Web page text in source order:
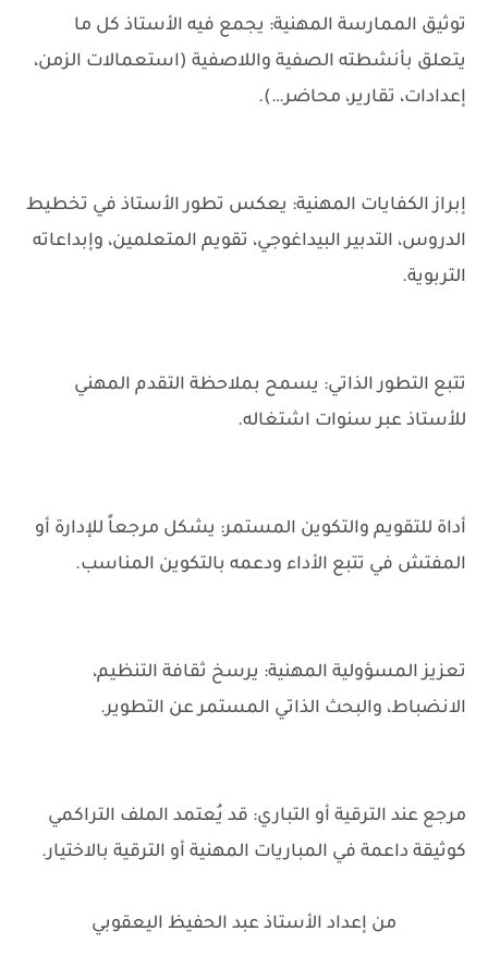
توثيق الممارسة المهنية: يجمع فيه الأستاذ كل ما
يتعلق بأنشطته الصفية واللاصفية (استعمالات الزمن،
إعدادات، تقارير، محاضر…).
إبراز الكفايات المهنية: يعكس تطور الأستاذ في تخطيط
الدروس، التدبير البيداغوجي، تقويم المتعلمين، وإبداعاته
التربوية.
تتبع التطور الذاتي: يسمح بملاحظة التقدم المهني
للأستاذ عبر سنوات اشتغاله.
أداة للتقويم والتكوين المستمر: يشكل مرجعاً للإدارة أو
المفتش في تتبع الأداء ودعمه بالتكوين المناسب.
تعزيز المسؤولية المهنية: يرسخ ثقافة التنظيم،
الانضباط، والبحث الذاتي المستمر عن التطوير.
مرجع عند الترقية أو التباري: قد يُعتمد الملف التراكمي
كوثيقة داعمة في المباريات المهنية أو الترقية بالاختيار.
من إعداد الأستاذ عبد الحفيظ اليعقوبي